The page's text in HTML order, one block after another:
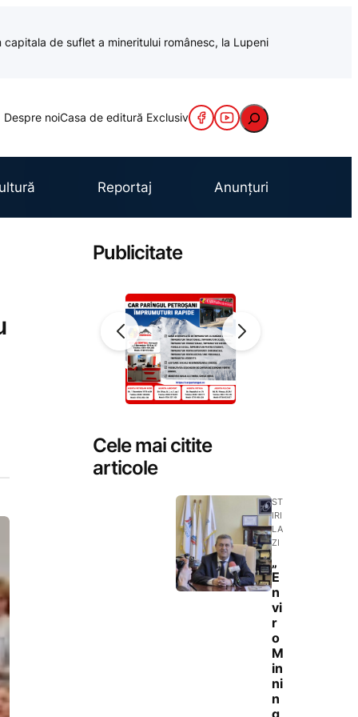
de suflet a mineritului românesc, la Lupeni
Despre noiCasa de editură Exclusiv Caută
Reportaj Anunțuri
Publicitate
Cele mai citite
articole
ST
IRI
LA
ZI
„
E
n
vi
r
o
M
in
ni
n
g